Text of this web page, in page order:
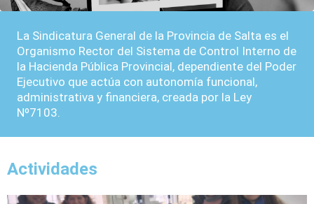
La Sindicatura General de la Provincia de Salta es el
Organismo Rector del Sistema de Control Interno de
la Hacienda Pública Provincial, dependiente del Poder
Ejecutivo que actúa con autonomía funcional,
administrativa y financiera, creada por la Ley
Nº7103.
Actividades